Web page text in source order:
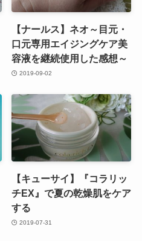
【ナールス】ネオ～目元・
口元専用エイジングケア美
容液を継続使用した感想～
2019-09-02
【キューサイ】『コラリッ
チEX』で夏の乾燥肌をケア
する
2019-07-31